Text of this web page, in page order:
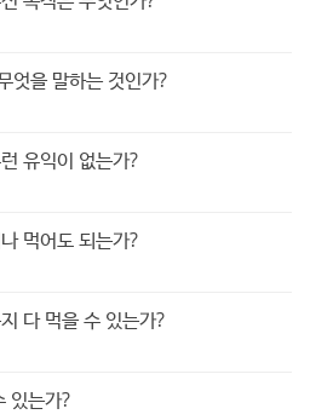
엇을 말하는 것인가?
유익이 없는가?
먹어도 되는가?
다 먹을 수 있는가?
있는가?